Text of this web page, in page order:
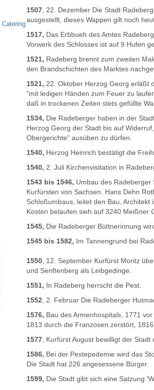
1507, 22. Dezember Die Stadt
ausgestellt, dieses Wappen gilt noch
1517, Das Erbbueh des Amtes
Vorwerk des Schlosses ist auf 9 Hufen
1521, Radeberg brennt zum zweiten
den Brandschichten des Marktes
1521, 22. Oktober Herzog Georg erläßt
"mit ledigen Händen zum Feuer zu
daß in trockenen Zeiten stets gefüllte
1534, Die Radeberger haben in der
Herzog Georg der Stadt bis auf
Obergerichte" ausüben zu dürfen.
1540, Herzog Heinrich bestätigt die
1540, 2. Juli Kirchenvisitation in
1543 bis 1546, Umbau des
Kurfürsten von Sachsen. Hans Dehn
Schloßumbaus, leitet den Bau,
Kosten belaufen sieh auf 3240 Meißner
1545, Die Radeberger Büttnerinnung
1545 bis 1582, Im Tannengrund bei
1550, 12. September Kurfürst Moritz
und Senftenberg als Leibgedinge.
1551, In Radeberg herrscht die Pest.
1552 , 2. Februar Die Radeberger
1576, Bau des Armenhospitals, 1771
1813 durch die Franzosen zerstört, 1816
1577, Kurfürst August bewilligt der Stadt
1586, Bei der Pestepedemie wird das
Die Stadt hat 226 angesessene Bürger.
1599, Die Stadt gibt sich eine Satzung